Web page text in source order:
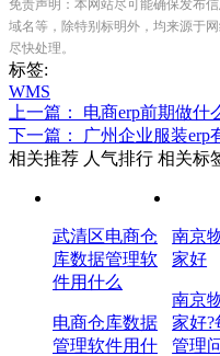
免责声明：本网站尽可能确保发布
域名等，除特别标明外，均来源于
尽快处理。
标签:
WMS
上一篇： 电商erp前期做什
下一篇： 广州企业服装erp
相关推荐 人气排行 相关标
武清区电商仓
库数据管理软
件用什么
电商仓库数据
管理软件用什
南京
家好
南京
家好?
管理